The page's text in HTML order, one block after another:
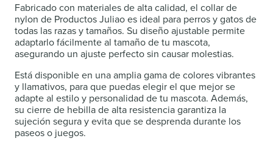
Fabricado con materiales de alta calidad, el collar de
nylon de Productos Juliao es ideal para perros y gatos de
todas las razas y tamaños. Su diseño ajustable permite
adaptarlo fácilmente al tamaño de tu mascota,
asegurando un ajuste perfecto sin causar molestias.
Está disponible en una amplia gama de colores vibrantes
y llamativos, para que puedas elegir el que mejor se
adapte al estilo y personalidad de tu mascota. Además,
su cierre de hebilla de alta resistencia garantiza la
sujeción segura y evita que se desprenda durante los
paseos o juegos.